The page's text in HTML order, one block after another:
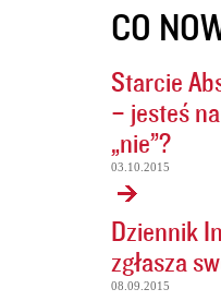
CO
Starcie
– jesteś
„nie”?
03.10.2015
Dziennik
zgłasza
08.09.2015